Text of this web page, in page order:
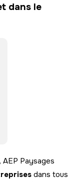
dans le
, AEP Paysages
dans tous